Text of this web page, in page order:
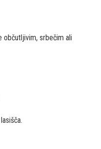
občutljivim, srbečim ali